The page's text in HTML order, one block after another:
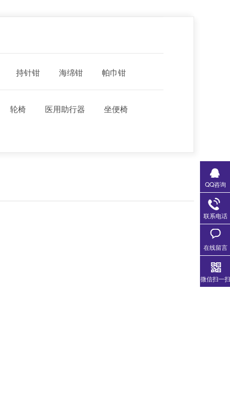
持针钳 海绵钳 帕巾钳
轮椅 医用助行器
坐便椅
QQ咨询
联系电话
在线留言
微信扫一扫